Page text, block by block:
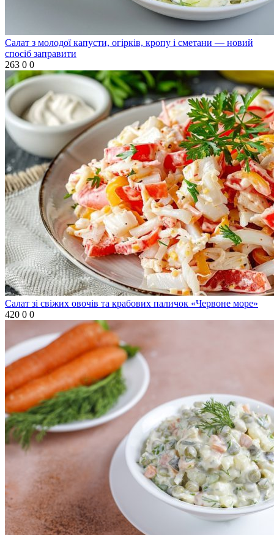
Салат з молодої капусти, огірків, кропу і сметани — новий
спосіб заправити
263 0 0
Салат зі свіжих овочів та крабових паличок «Червоне море»
420 0 0